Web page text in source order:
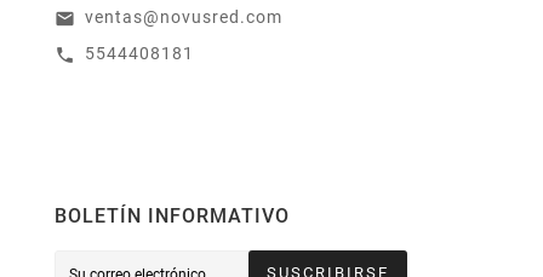
email ventas@novusred.com
call 5544408181
BOLETÍN INFORMATIVO
SUSCRIBIRSE